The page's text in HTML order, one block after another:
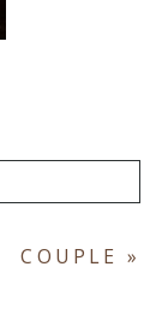
ou partagé.
COUPLE »